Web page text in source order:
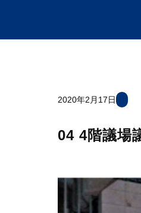
2020年2月17日
04 4階議場